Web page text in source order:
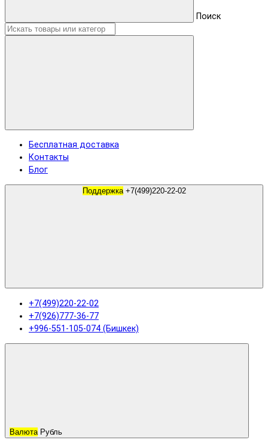
Поиск
Бесплатная доставка
Контакты
Блог
Поддержка +7(499)220-22-02
+7(499)220-22-02
+7(926)777-36-77
+996-551-105-074 (Бишкек)
Валюта Рубль